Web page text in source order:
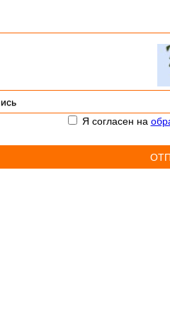
Я согласен на